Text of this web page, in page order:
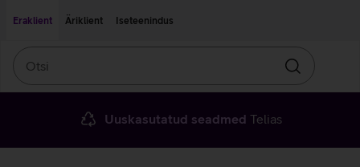
Eraklient
Äriklient Iseteenindus
Otsin
Uuskasutatud seadmed Telias